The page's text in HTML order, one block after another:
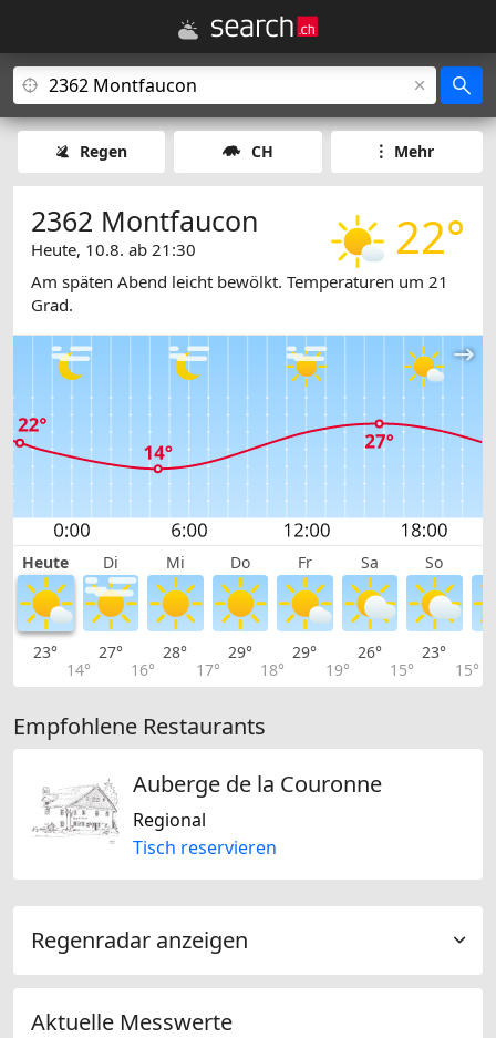
Regen CH Mehr
22°
2362 Montfaucon
Heute, 10.8. ab 21:30
Am späten Abend leicht bewölkt. Temperaturen um 21
Grad.
Heute Di Mi Do Fr Sa So
23°
14°
27°
16°
28°
17°
29°
18°
29°
19°
26°
15°
23°
15°
Empfohlene Restaurants
Auberge de la Couronne
Regional
Tisch reservieren
Regenradar anzeigen
Aktuelle Messwerte